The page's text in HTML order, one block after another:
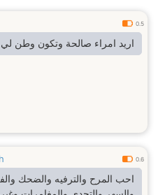
0.5
اريد امراء صالحة وتكون وطن لي
0.6
احب المرح والترفيه والضحك